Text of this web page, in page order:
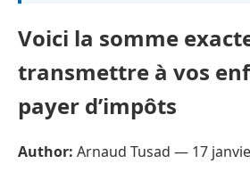
Voici la somme
transmettre à vos
payer d’impôts
Author: Arnaud Tusad — 17